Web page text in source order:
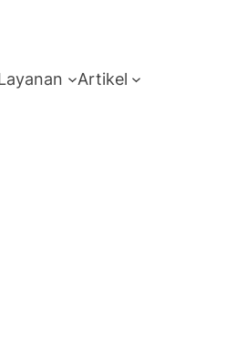
Artikel